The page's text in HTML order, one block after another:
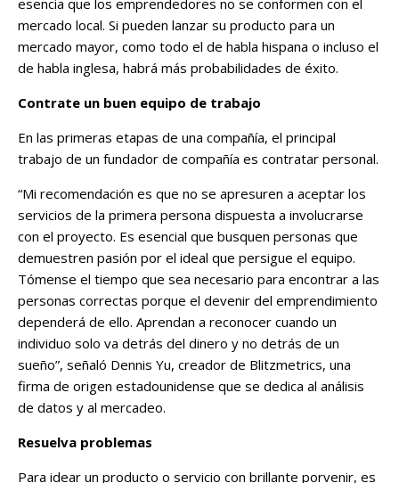
mercado local. Si pueden lanzar su producto para un
mercado mayor, como todo el de habla hispana o incluso el
de habla inglesa, habrá más probabilidades de éxito.
Contrate un buen equipo de trabajo
En las primeras etapas de una compañía, el principal
trabajo de un fundador de compañía es contratar personal.
“Mi recomendación es que no se apresuren a aceptar los
servicios de la primera persona dispuesta a involucrarse
con el proyecto. Es esencial que busquen personas que
demuestren pasión por el ideal que persigue el equipo.
Tómense el tiempo que sea necesario para encontrar a las
personas correctas porque el devenir del emprendimiento
dependerá de ello. Aprendan a reconocer cuando un
individuo solo va detrás del dinero y no detrás de un
sueño”, señaló Dennis Yu, creador de Blitzmetrics, una
firma de origen estadounidense que se dedica al análisis
de datos y al mercadeo.
Resuelva problemas
Para idear un producto o servicio con brillante porvenir, es